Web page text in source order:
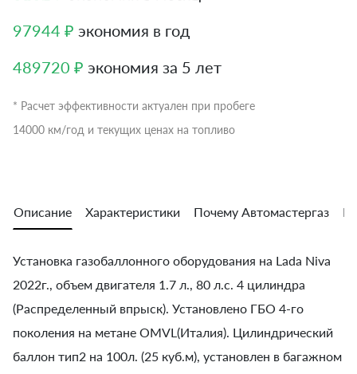
97944 ₽ экономия в год
489720 ₽ экономия за 5 лет
* Расчет эффективности актуален при пробеге
14000 км/год и текущих ценах на топливо
Описание Характеристики Почему Автомастергаз
Установка газобаллонного оборудования на Lada Niva
2022г., объем двигателя 1.7 л., 80 л.с. 4 цилиндра
(Распределенный впрыск). Установлено ГБО 4-го
поколения на метане OMVL(Италия). Цилиндрический
баллон тип2 на 100л. (25 куб.м), установлен в багажном